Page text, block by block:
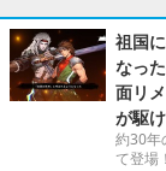
祖国
なっ
面リ
が駆
約30年
て登場！